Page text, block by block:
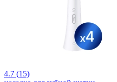
4.7 (15)